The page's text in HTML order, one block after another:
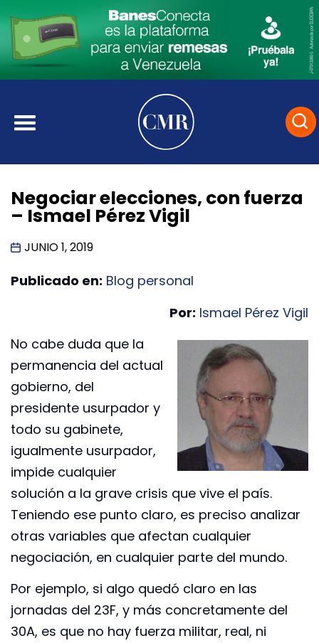
Negociar elecciones, con fuerza
– Ismael Pérez Vigil
JUNIO 1, 2019
Publicado en: Blog personal
Por: Ismael Pérez Vigil
No cabe duda que la
permanencia del actual
gobierno, del
presidente usurpador y
todo su gabinete,
igualmente usurpador,
impide cualquier
solución a la grave crisis que vive el país.
Teniendo ese punto claro, es preciso analizar
otras variables que afectan cualquier
negociación, en cualquier parte del mundo.
Por ejemplo, si algo quedó claro en las
jornadas del 23F, y más concretamente del
30A, es que no hay fuerza militar, real, ni